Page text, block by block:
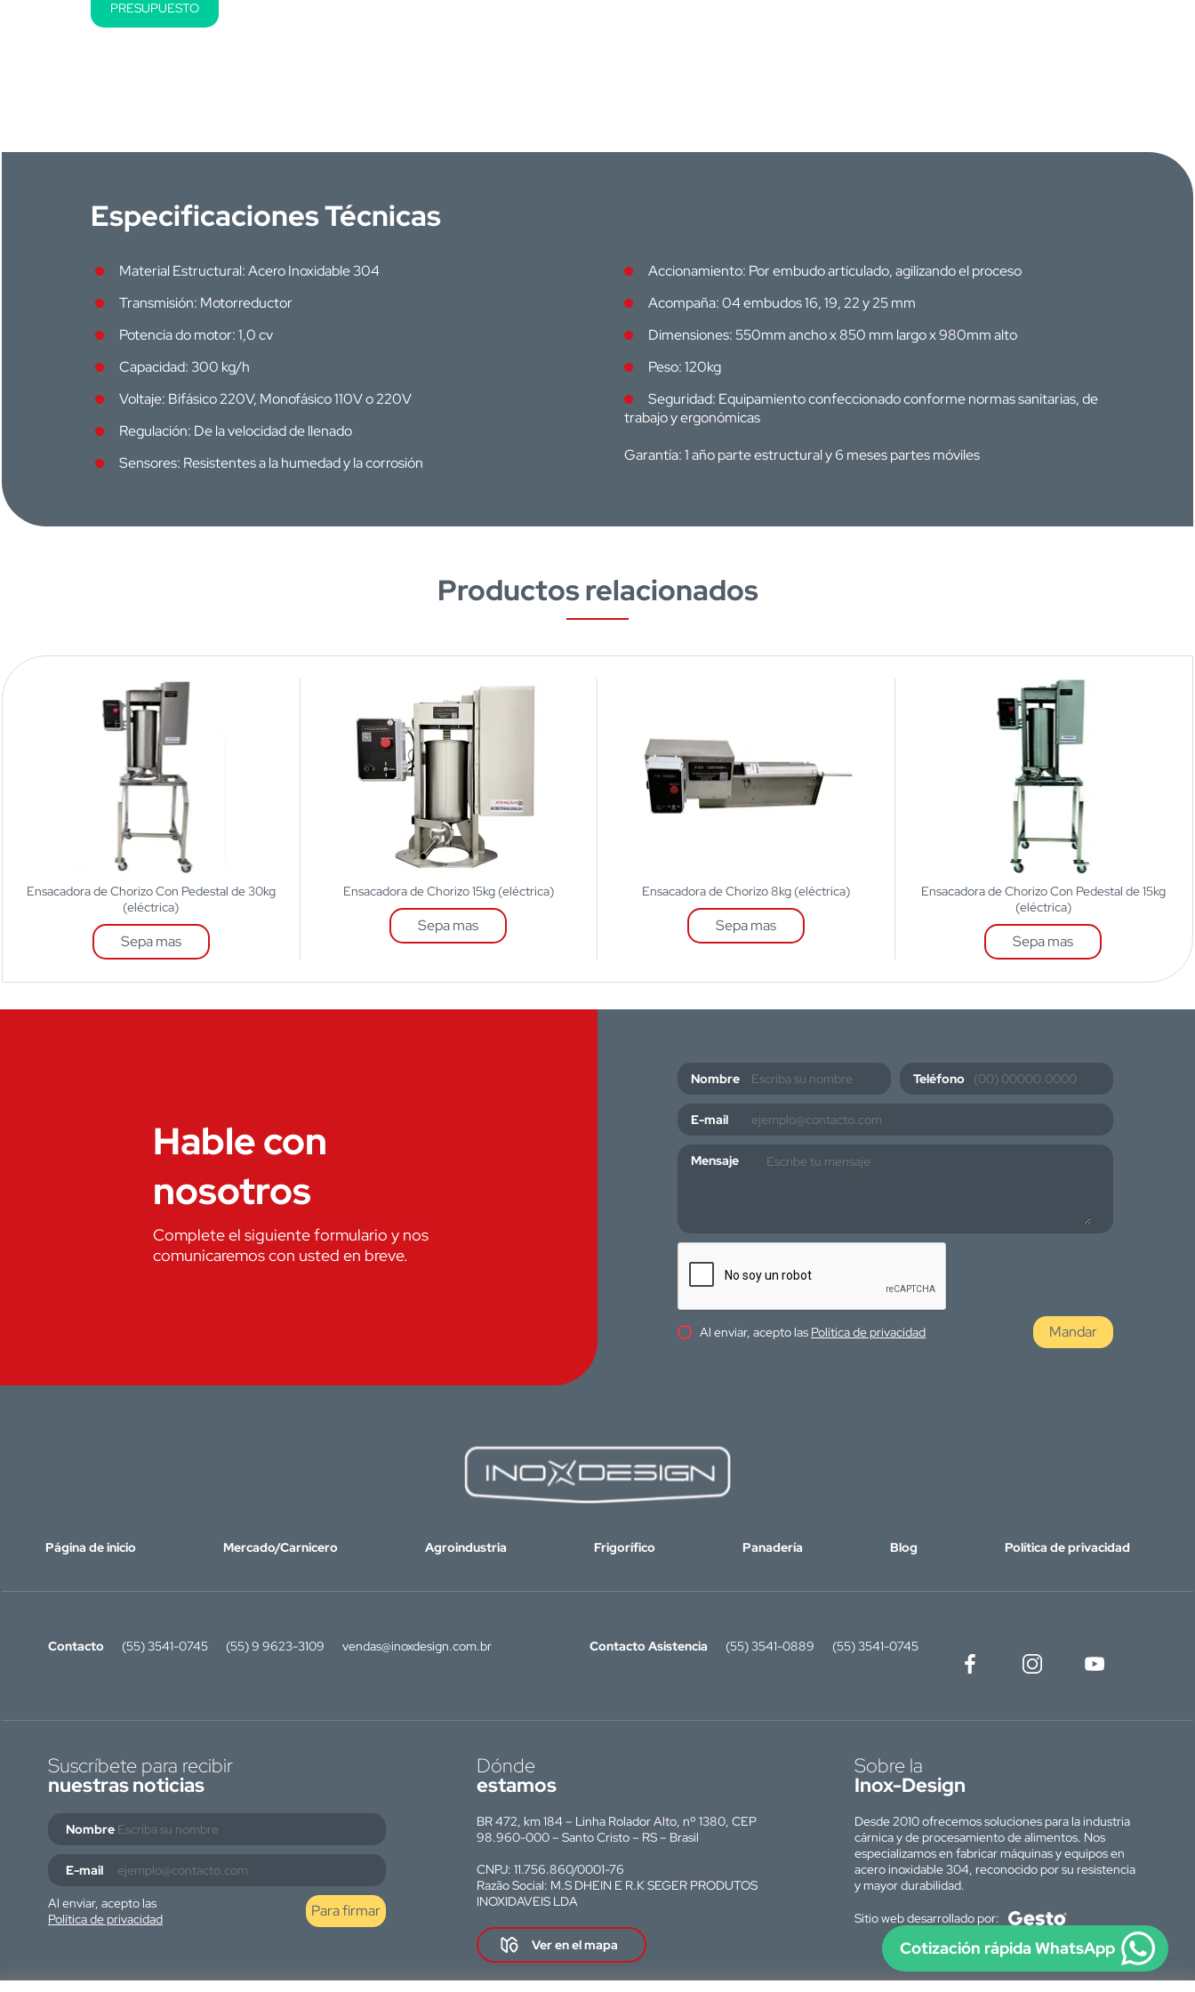
PRESUPUESTO
Especificaciones Técnicas
Material Estructural: Acero Inoxidable 304
Transmisión: Motorreductor
Potencia do motor: 1,0 cv
Capacidad: 300 kg/h
Voltaje: Bifásico 220V, Monofásico 110V o 220V
Regulación: De la velocidad de llenado
Sensores: Resistentes a la humedad y la corrosión
Accionamiento: Por embudo articulado, agilizando el proceso
Acompaña: 04 embudos 16, 19, 22 y 25 mm
Dimensiones: 550mm ancho x 850 mm largo x 980mm alto
Peso: 120kg
Seguridad: Equipamiento confeccionado conforme normas sanitarias, de
trabajo y ergonómicas
Garantía: 1 año parte estructural y 6 meses partes móviles
Productos relacionados
Ensacadora de Chorizo Con Pedestal de 30kg
(eléctrica)
Sepa mas
Ensacadora de Chorizo 15kg (eléctrica)
Sepa mas
Ensacadora de Chorizo 8kg (eléctrica)
Sepa mas
Ensacadora de Chorizo Con Pedestal de 15kg
(eléctrica)
Sepa mas
Hable con
nosotros
Complete el siguiente formulario y nos
comunicaremos con usted en breve.
Nombre Teléfono
E-mail
Mensaje
Al enviar, acepto las Política de privacidad Mandar
Página de inicio Mercado/Carnicero Agroindustria Frigorífico Panadería Blog Política de privacidad
Contacto (55) 3541-0745 (55) 9 9623-3109 vendas@inoxdesign.com.br Contacto Asistencia (55) 3541-0889 (55) 3541-0745
Suscríbete para recibir
nuestras noticias
Nombre
E-mail
Al enviar, acepto las
Política de privacidad
Para firmar
Dónde
estamos
BR 472, km 184 – Linha Rolador Alto, nº 1380, CEP
98.960-000 – Santo Cristo – RS – Brasil
CNPJ: 11.756.860/0001-76
Razão Social: M.S DHEIN E R.K SEGER PRODUTOS
INOXIDAVEIS LDA
Ver en el mapa
Sobre la
Inox-Design
Desde 2010 ofrecemos soluciones para la industria
cárnica y de procesamiento de alimentos. Nos
especializamos en fabricar máquinas y equipos en
acero inoxidable 304, reconocido por su resistencia
y mayor durabilidad.
Sitio web desarrollado por:
Cotización rápida WhatsApp